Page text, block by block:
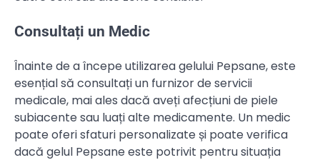
Consultați un Medic
Înainte de a începe utilizarea gelului Pepsane, este
esențial să consultați un furnizor de servicii
medicale, mai ales dacă aveți afecțiuni de piele
subiacente sau luați alte medicamente. Un medic
poate oferi sfaturi personalizate și poate verifica
dacă gelul Pepsane este potrivit pentru situația